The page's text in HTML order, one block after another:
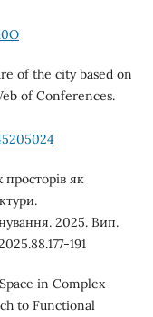
of the city based on
of Conferences.
як
2025. Вип.
191
in Complex
to Functional